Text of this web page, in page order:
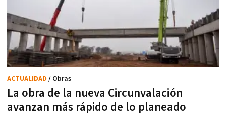
La obra de la nueva Circunvalación
avanzan más rápido de lo planeado
ACTUALIDAD / Obras